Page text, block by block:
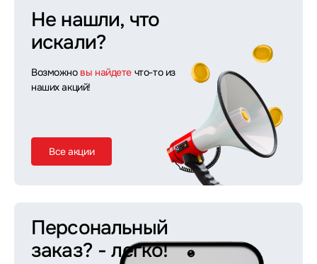
Не нашли, что
искали?
Возможно вы найдете что-то из
наших акций!
Все акции
Персональный
заказ? - легко!